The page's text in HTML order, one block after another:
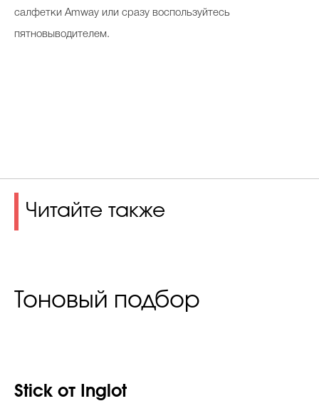
салфетки Amway или сразу воспользуйтесь
пятновыводителем.
Читайте также
Тоновый подбор
Stick от Inglot